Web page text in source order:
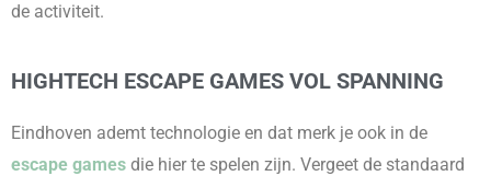
de activiteit.
HIGHTECH ESCAPE GAMES VOL SPANNING
Eindhoven ademt technologie en dat merk je ook in de
escape games die hier te spelen zijn. Vergeet de standaard